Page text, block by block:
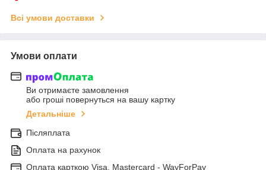
Всі умови доставки
Умови оплати
Ви отримаєте замовлення
або гроші повернуться на вашу картку
Детальніше
Післяплата
Оплата на рахунок
Оплата карткою Visa, Mastercard - WayForPay